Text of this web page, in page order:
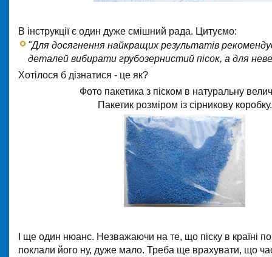
В інструкції є один дуже смішний рада. Цитуємо:
"Для досягнення найкращих результатів
деталей вибирати грубозернистий пісок, а для
Хотілося б дізнатися - це як?
Фото пакетика з піском в натуральну
Пакетик розміром із сірникову коробку.
І ще один нюанс. Незважаючи на те, що піску в країні
поклали його ну, дуже мало. Треба ще врахувати, що